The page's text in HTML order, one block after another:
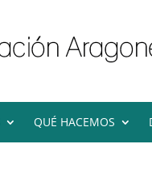
QUÉ HACEMOS